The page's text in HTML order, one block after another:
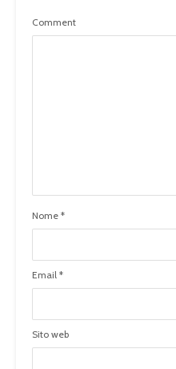
Comment
Nome *
Email *
Sito web